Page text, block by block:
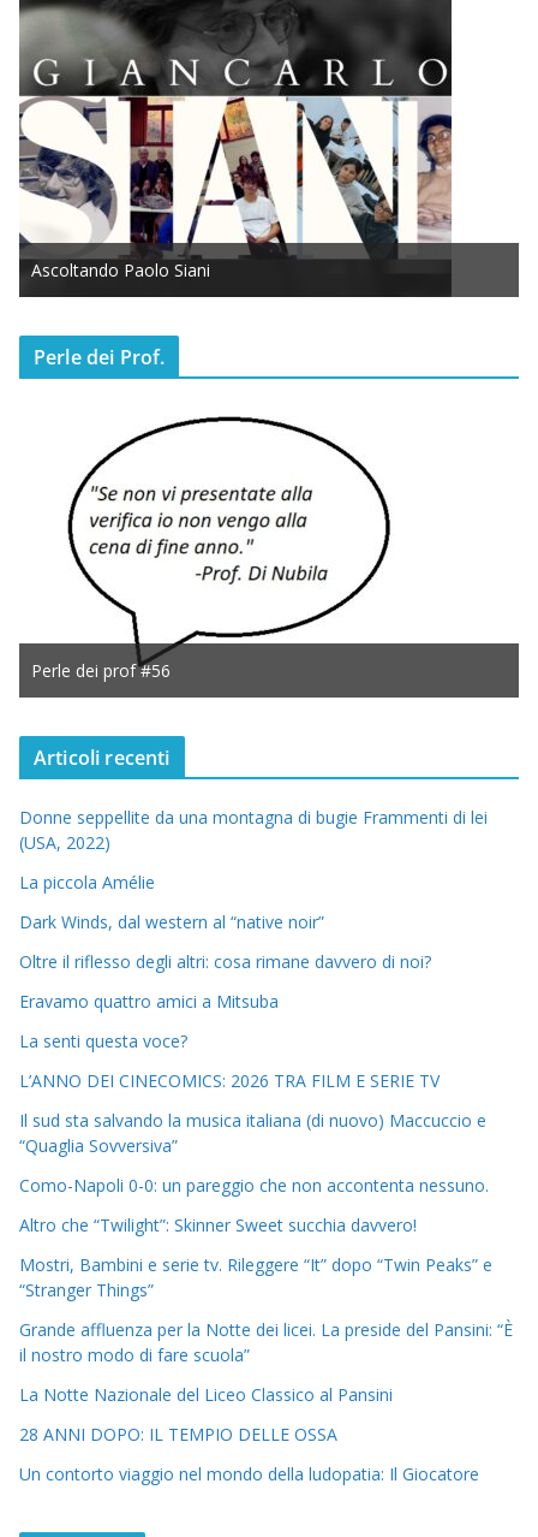
Ascoltando Paolo Siani
Perle dei Prof.
Perle dei prof #56
Articoli recenti
Donne seppellite da una montagna di bugie Frammenti di lei
(USA, 2022)
La piccola Amélie
Dark Winds, dal western al “native noir”
Oltre il riflesso degli altri: cosa rimane davvero di noi?
Eravamo quattro amici a Mitsuba
La senti questa voce?
L’ANNO DEI CINECOMICS: 2026 TRA FILM E SERIE TV
Il sud sta salvando la musica italiana (di nuovo) Maccuccio e
“Quaglia Sovversiva”
Como-Napoli 0-0: un pareggio che non accontenta nessuno.
Altro che “Twilight”: Skinner Sweet succhia davvero!
Mostri, Bambini e serie tv. Rileggere “It” dopo “Twin Peaks” e
“Stranger Things”
Grande affluenza per la Notte dei licei. La preside del Pansini: “È
il nostro modo di fare scuola”
La Notte Nazionale del Liceo Classico al Pansini
28 ANNI DOPO: IL TEMPIO DELLE OSSA
Un contorto viaggio nel mondo della ludopatia: Il Giocatore